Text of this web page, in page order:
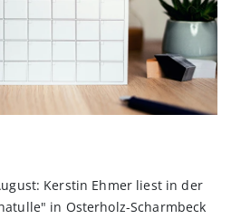
Kerstin Ehmer liest in der
in Osterholz-Scharmbeck